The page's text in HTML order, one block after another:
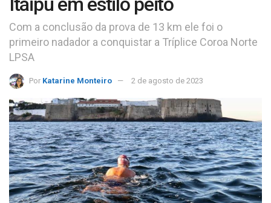
Com a conclusão da prova de 13 km ele foi o
primeiro nadador a conquistar a Tríplice Coroa Norte
LPSA
Por Katarine Monteiro 2 de agosto de 2023